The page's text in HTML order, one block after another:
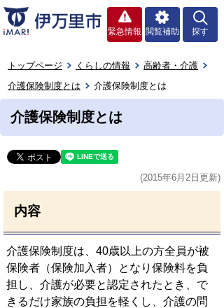
緊急情報 閲覧補助 探す
トップページ くらしの情報
高齢者・介護
介護保険制度とは
介護保険制度とは
介護保険制度とは
(2015年6月2日更新)
内容
介護保険制度は、40歳以上の方全員が被
保険者（保険加入者）となり保険料を負
担し、介護が必要と認定されたとき、で
きるだけ家族の負担を軽くし、介護の問